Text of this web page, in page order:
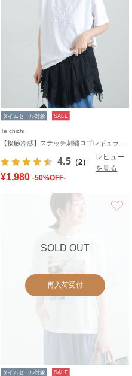
タイムセール対象 SALE
Te chichi
4.5 （2）
レビュー
を見る
¥1,980 -50%OFF-
SOLD OUT
再入荷受付
タイムセール対象 SALE